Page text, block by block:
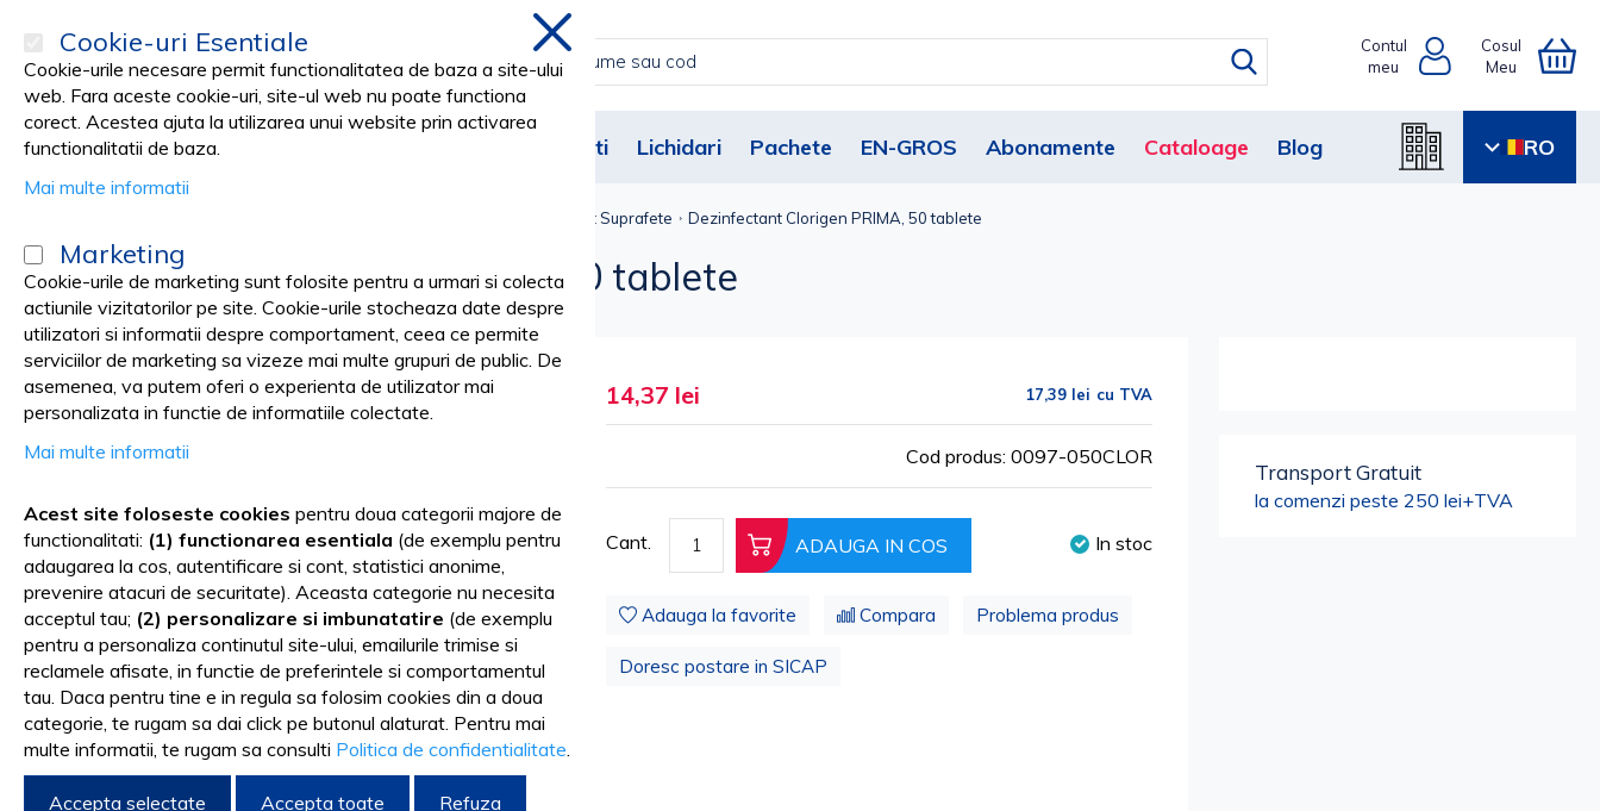
Contul
meu
RO
Cosul
Meu
PRODUSE Noutati Lichidari Pachete EN-GROS Abonamente Cataloage Blog
Dezinfectant Suprafete Dezinfectant Clorigen PRIMA, 50 tablete
Dezinfectant Clorigen PRIMA, 50 tablete
end
the
images
gallery
17,39 lei
14,37 lei
Cod produs: 0097-050CLOR
Cant. ADAUGA IN COS In stoc
Adauga la favorite Compara Problema produs
Doresc postare in SICAP
Transport Gratuit
la comenzi peste 250 lei+TVA
inchide
Cookie-uri Esentiale
Cookie-urile necesare permit functionalitatea de baza a site-ului
web. Fara aceste cookie-uri, site-ul web nu poate functiona
corect. Acestea ajuta la utilizarea unui website prin activarea
functionalitatii de baza.
Mai multe informatii
Marketing
Cookie-urile de marketing sunt folosite pentru a urmari si colecta
actiunile vizitatorilor pe site. Cookie-urile stocheaza date despre
utilizatori si informatii despre comportament, ceea ce permite
serviciilor de marketing sa vizeze mai multe grupuri de public. De
asemenea, va putem oferi o experienta de utilizator mai
personalizata in functie de informatiile colectate.
Mai multe informatii
Acest site foloseste cookies pentru doua categorii majore de
functionalitati: (1) functionarea esentiala (de exemplu pentru
adaugarea la cos, autentificare si cont, statistici anonime,
prevenire atacuri de securitate). Aceasta categorie nu necesita
acceptul tau; (2) personalizare si imbunatatire (de exemplu
pentru a personaliza continutul site-ului, emailurile trimise si
reclamele afisate, in functie de preferintele si comportamentul
tau. Daca pentru tine e in regula sa folosim cookies din a doua
categorie, te rugam sa dai click pe butonul alaturat. Pentru mai
multe informatii, te rugam sa consulti Politica de confidentialitate.
Accepta selectate Accepta toate Refuza